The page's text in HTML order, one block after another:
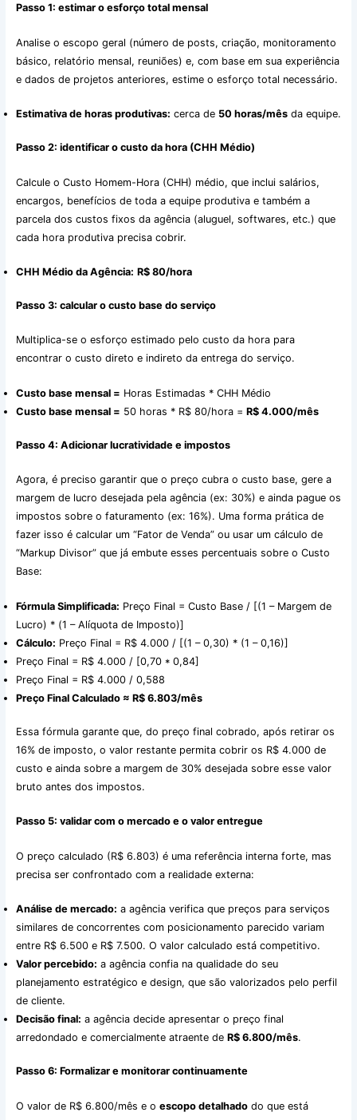
Passo 1: estimar o esforço total mensal
Analise o escopo geral (número de posts, criação, monitoramento
básico, relatório mensal, reuniões) e, com base em sua experiência
e dados de projetos anteriores, estime o esforço total necessário.
Estimativa de horas produtivas: cerca de 50 horas/mêsda equipe.
Passo 2: identificar o custo da hora (CHH Médio)
Calcule o Custo Homem-Hora (CHH) médio, que inclui salários,
encargos, benefícios de toda a equipe produtiva e também a
parcela dos custos fixos da agência (aluguel, softwares, etc.) que
cada hora produtiva precisa cobrir.
CHH Médio da Agência: R$ 80/hora
Passo 3: calcular o custo base do serviço
Multiplica-se o esforço estimado pelo custo da hora para
encontrar o custo direto e indireto da entrega do serviço.
Custo base mensal = Horas Estimadas * CHH Médio
Custo base mensal = 50 horas * R$ 80/hora = R$ 4.000/mês
Passo 4: Adicionar lucratividade e impostos
Agora, é preciso garantir que o preço cubra o custo base, gere a
margem de lucro desejada pela agência (ex: 30%) e ainda pague os
impostos sobre o faturamento (ex: 16%). Uma forma prática de
fazer isso é calcular um “Fator de Venda” ou usar um cálculo de
“Markup Divisor” que já embute esses percentuais sobre o Custo
Base:
Fórmula Simplificada: Preço Final = Custo Base / [(1 – Margem de
Lucro) * (1 – Alíquota de Imposto)]
Cálculo: Preço Final = R$ 4.000 / [(1 – 0,30) * (1 – 0,16)]
Preço Final = R$ 4.000 / [0,70 * 0,84]
Preço Final = R$ 4.000 / 0,588
Preço Final Calculado ≈ R$ 6.803/mês
Essa fórmula garante que, do preço final cobrado, após retirar os
16% de imposto, o valor restante permita cobrir os R$ 4.000 de
custo e ainda sobre a margem de 30% desejada sobre esse valor
bruto antes dos impostos.
Passo 5: validar com o mercado e o valor entregue
O preço calculado (R$ 6.803) é uma referência interna forte, mas
precisa ser confrontado com a realidade externa:
Análise de mercado: a agência verifica que preços para serviços
similares de concorrentes com posicionamento parecido variam
entre R$ 6.500 e R$ 7.500. O valor calculado está competitivo.
Valor percebido: a agência confia na qualidade do seu
planejamento estratégico e design, que são valorizados pelo perfil
de cliente.
Decisão final: a agência decide apresentar o preço final
arredondado e comercialmente atraente de R$ 6.800/mês.
Passo 6: Formalizar e monitorar continuamente
O valor de R$ 6.800/mês e o escopo detalhadodo que está